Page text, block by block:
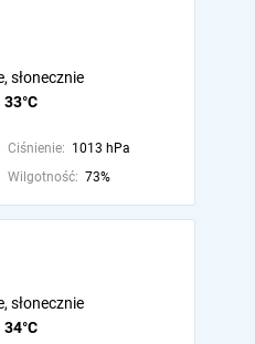
33°C
słonecznie
Ciśnienie: 1013 hPa
Wilgotność: 73%
34°C
słonecznie